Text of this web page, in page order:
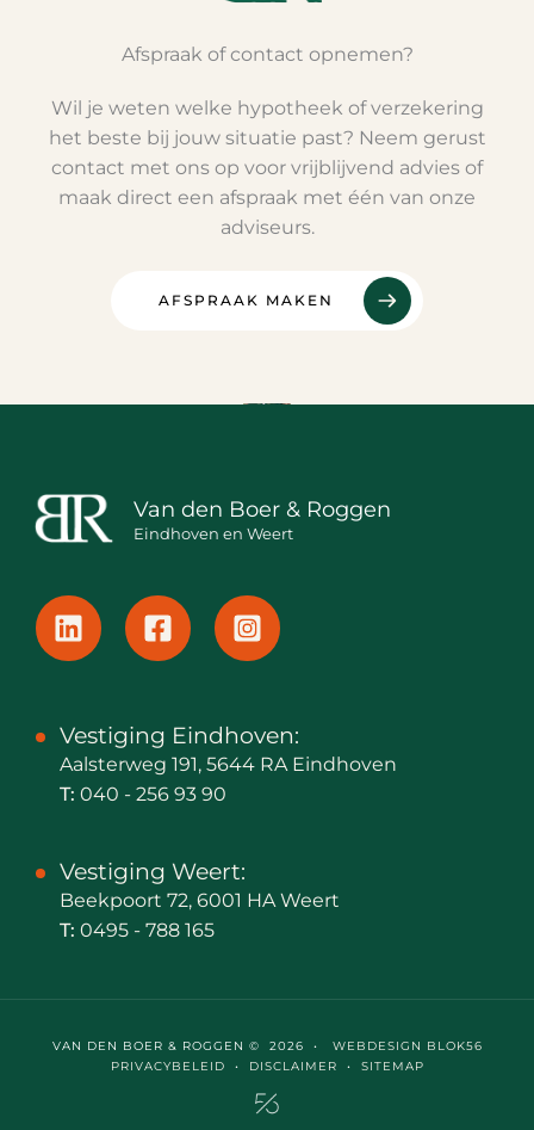
Afspraak of contact opnemen?
Wil je weten welke hypotheek of verzekering
het beste bij jouw situatie past? Neem gerust
contact met ons op voor vrijblijvend advies of
maak direct een afspraak met één van onze
adviseurs.
AFSPRAAK MAKEN
Van den Boer & Roggen
Eindhoven en Weert
Vestiging Eindhoven:
Aalsterweg 191, 5644 RA Eindhoven
T: 040 - 256 93 90
Vestiging Weert:
Beekpoort 72, 6001 HA Weert
T: 0495 - 788 165
VAN DEN BOER & ROGGEN © 2026 •
WEBDESIGN BLOK56
PRIVACYBELEID • DISCLAIMER • SITEMAP